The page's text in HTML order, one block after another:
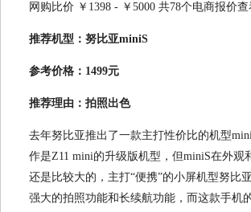
网购比价 ￥1398 - ￥5000 共78个电商报价
推荐机型：努比亚miniS
参考价格：1499元
推荐理由：拍照出色
去年努比亚推出了一款主打性价比的机型
作是Z11 mini的升级版机型，但miniS在外观
还是比较大的，主打“便携”的小屏机型努比
强大的拍照功能和长续航功能，而这款手机